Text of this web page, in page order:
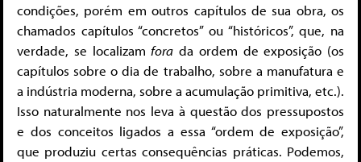
condições, porém em outros capítulos de sua obra, os
chamados capítulos “concretos” ou “históricos”, que, na
verdade, se localizam fora da ordem de exposição (os
capítulos sobre o dia de trabalho, sobre a manufatura e
a indústria moderna, sobre a acumulação primitiva, etc.).
Isso naturalmente nos leva à questão dos pressupostos
e dos conceitos ligados a essa “ordem de exposição”,
que produziu certas consequências práticas. Podemos,